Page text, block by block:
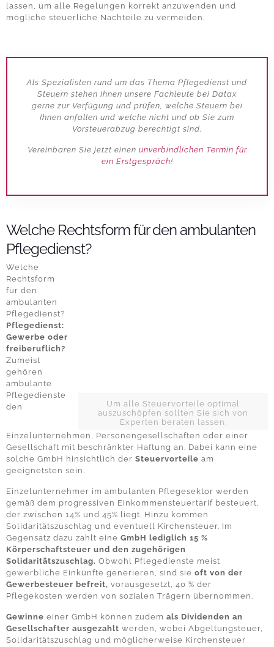
lassen, um alle Regelungen korrekt anzuwenden und
mögliche steuerliche Nachteile zu vermeiden.
Als Spezialisten rund um das Thema Pflegedienst und
Steuern stehen Ihnen unsere Fachleute bei Datax
gerne zur Verfügung und prüfen, welche Steuern bei
Ihnen anfallen und welche nicht und ob Sie zum
Vorsteuerabzug berechtigt sind.
Vereinbaren Sie jetzt einen unverbindlichen Termin für
ein Erstgespräch!
Welche Rechtsform für den ambulanten
Pflegedienst?
Um alle Steuervorteile optimal
auszuschöpfen sollten Sie sich von
Experten beraten lassen.
Welche
Rechtsform
für den
ambulanten
Pflegedienst?
Pflegedienst:
Gewerbe oder
freiberuflich?
Zumeist
gehören
ambulante
Pflegedienste
den
Einzelunternehmen, Personengesellschaften oder einer
Gesellschaft mit beschränkter Haftung an. Dabei kann eine
solche GmbH hinsichtlich der Steuervorteile am
geeignetsten sein.
Einzelunternehmer im ambulanten Pflegesektor werden
gemäß dem progressiven Einkommensteuertarif besteuert,
der zwischen 14% und 45% liegt. Hinzu kommen
Solidaritätszuschlag und eventuell Kirchensteuer. Im
Gegensatz dazu zahlt eine GmbH lediglich 15 %
Körperschaftsteuer und den zugehörigen
Solidaritätszuschlag. Obwohl Pflegedienste meist
gewerbliche Einkünfte generieren, sind sie oft von der
Gewerbesteuer befreit, vorausgesetzt, 40 % der
Pflegekosten werden von sozialen Trägern übernommen.
Gewinne einer GmbH können zudem als Dividenden an
Gesellschafter ausgezahlt werden, wobei Abgeltungsteuer,
Solidaritätszuschlag und möglicherweise Kirchensteuer